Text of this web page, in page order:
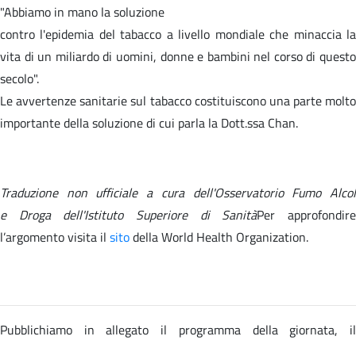
"Abbiamo in mano la soluzione
contro l'epidemia del tabacco a livello mondiale che minaccia la
vita di un miliardo di uomini, donne e bambini nel corso di questo
secolo".
Le avvertenze sanitarie sul tabacco costituiscono una parte molto
importante della soluzione di cui parla la Dott.ssa Chan.
Traduzione non ufficiale a cura dell'Osservatorio Fumo Alcol
e Droga dell'Istituto Superiore di SanitàPer approfondire
l’argomento visita il sitodellaWorld Health Organization.
Pubblichiamo in allegato il programma della giornata, il